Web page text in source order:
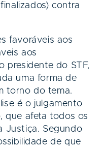
contra
favoráveis aos
aos
presidente do STF,
uma forma de
torno do tema.
é o julgamento
que afeta todos os
Justiça. Segundo
de que